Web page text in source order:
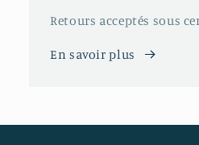
Retours acceptés sous
En savoir plus